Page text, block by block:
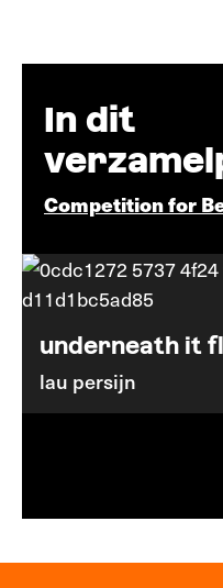
In dit
Competition for
underneath it
lau persijn